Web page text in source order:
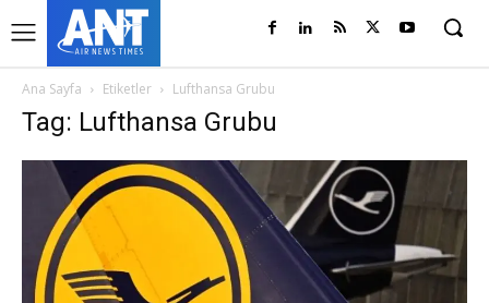
Ana Sayfa Etiketler Lufthansa Grubu
Tag: Lufthansa Grubu